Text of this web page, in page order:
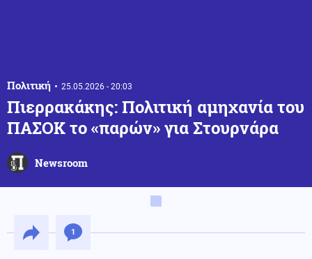
Πολιτική 25.05.2026 - 20:03
Πιερρακάκης: Πολιτική αμηχανία του
ΠΑΣΟΚ το «παρών» για Στουρνάρα
Newsroom
1